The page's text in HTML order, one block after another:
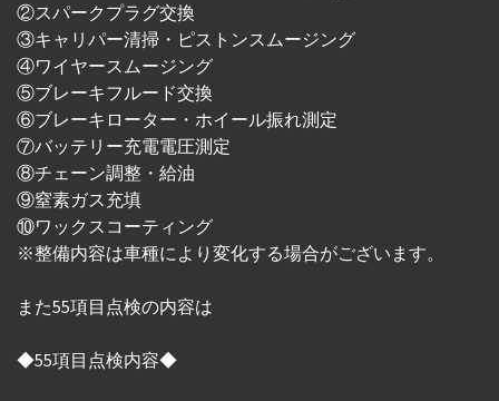
②スパークプラグ交換
③キャリパー清掃・ピストンスムージング
④ワイヤースムージング
⑤ブレーキフルード交換
⑥ブレーキローター・ホイール振れ測定
⑦バッテリー充電電圧測定
⑧チェーン調整・給油
⑨窒素ガス充填
⑩ワックスコーティング
※整備内容は車種により変化する場合がございます。
また55項目点検の内容は
◆55項目点検内容◆